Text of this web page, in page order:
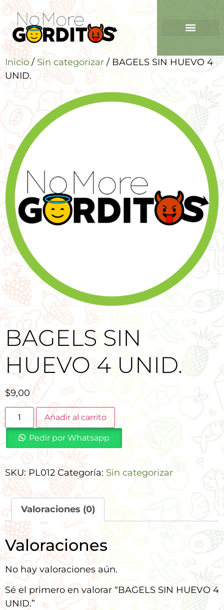
Inicio/ Sin categorizar / BAGELS SIN HUEVO 4
UNID.
BAGELS SIN
HUEVO 4 UNID.
$9,00
Añadir al carrito
Pedir por Whatsapp
SKU:PL012 Categoría:Sin categorizar
Valoraciones (0)
Valoraciones
No hay valoraciones aún.
Sé el primero en valorar “BAGELS SIN HUEVO 4
UNID.”